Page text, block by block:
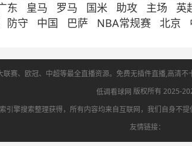
东 皇马 罗马 国米 助攻 主场 英
防守 中国 巴萨 NBA常规赛 北京
赛、欧冠、中超等最全直播资源。免费无插件直播,高清
低调看球网 版权所有 2025-
擎搜索整理获得，所有内容均来自互联网，我们自身不
友情链接：